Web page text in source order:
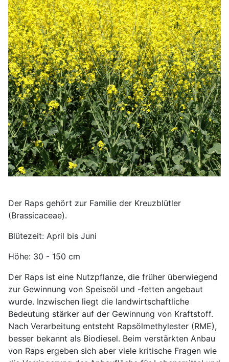
Der Raps gehört zur Familie der Kreuzblütler
(Brassicaceae).
Blütezeit: April bis Juni
Höhe: 30 - 150 cm
Der Raps ist eine Nutzpflanze, die früher überwiegend
zur Gewinnung von Speiseöl und -fetten angebaut
wurde. Inzwischen liegt die landwirtschaftliche
Bedeutung stärker auf der Gewinnung von Kraftstoff.
Nach Verarbeitung entsteht Rapsölmethylester (RME),
besser bekannt als Biodiesel. Beim verstärkten Anbau
von Raps ergeben sich aber viele kritische Fragen wie